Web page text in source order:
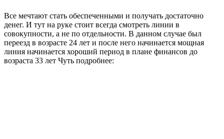
Все мечтают стать обеспеченными и получать достаточно
денег. И тут на руке стоит всегда смотреть линии в
совокупности, а не по отдельности. В данном случае был
переезд в возрасте 24 лет и после него начинается мощная
линия начинается хороший период в плане финансов до
возраста 33 лет Чуть подробнее: